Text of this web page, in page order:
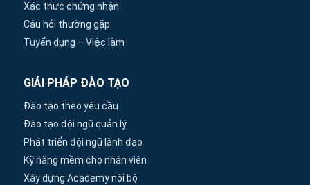
Xác thực chứng nhận
Câu hỏi thường gặp
Tuyển dụng – Việc làm
GIẢI PHÁP ĐÀO TẠO
Đào tạo theo yêu cầu
Đào tạo đội ngũ quản lý
Phát triển đội ngũ lãnh đạo
Kỹ năng mềm cho nhân viên
Xây dựng Academy nội bộ